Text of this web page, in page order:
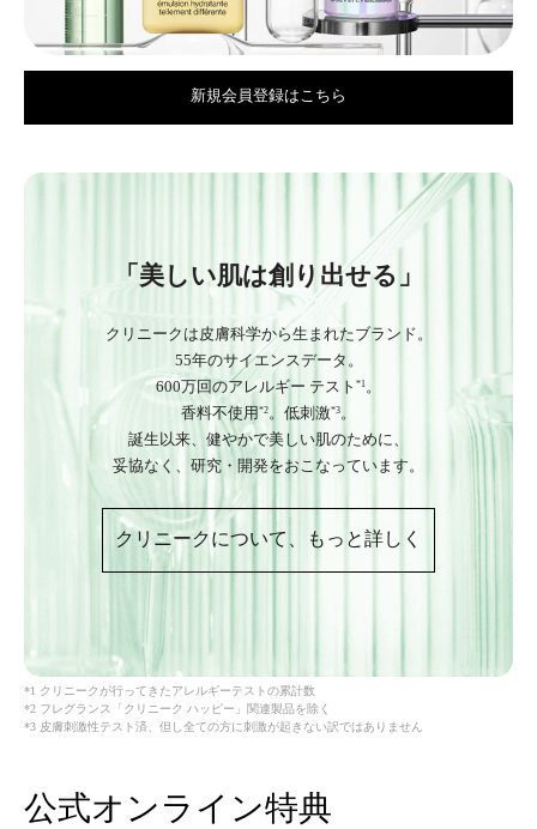
新規会員登録はこちら
「美しい肌は創り出せる」
クリニークは皮膚科学から生まれたブランド。
55年のサイエンスデータ。
600万回のアレルギー テスト *1。
香料不使用 *2。低刺激*3。
誕生以来、健やかで美しい肌のために、
妥協なく、研究・開発をおこなっています。
クリニークについて、もっと詳しく
*1 クリニークが行ってきたアレルギーテストの累計数
*2 フレグランス「クリニーク ハッピー」関連製品を除く
*3 皮膚刺激性テスト済、但し全ての方に刺激が起きない訳ではありません
公式オンライン特典